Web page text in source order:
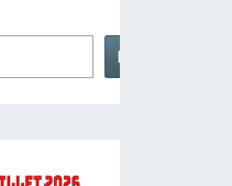
Rechercher